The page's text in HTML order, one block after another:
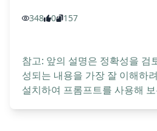
348 0 157
참고: 앞의 설명은 정확성을 검
성되는 내용을 가장 잘 이해하
설치하여 프롬프트를 사용해